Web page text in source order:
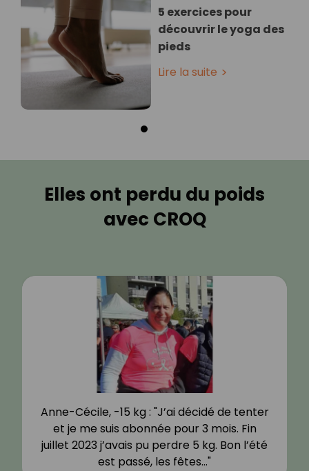
5 exercices pour
découvrir le yoga des
pieds
Lire la suite
Elles ont perdu du poids
avec CROQ
Anne-Cécile, -15 kg : "J’ai décidé de tenter
et je me suis abonnée pour 3 mois. Fin
juillet 2023 j’avais pu perdre 5 kg. Bon l’été
est passé, les fêtes…"